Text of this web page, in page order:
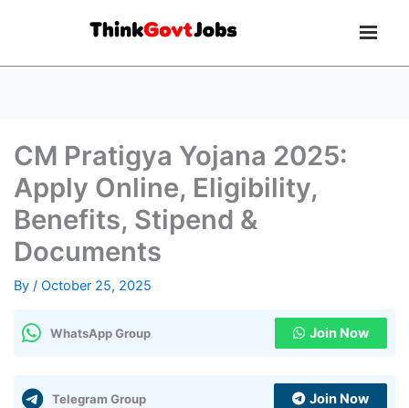
CM Pratigya Yojana 2025:
Apply Online, Eligibility,
Benefits, Stipend &
Documents
By / October 25, 2025
WhatsApp Group Join Now
Telegram Group Join Now